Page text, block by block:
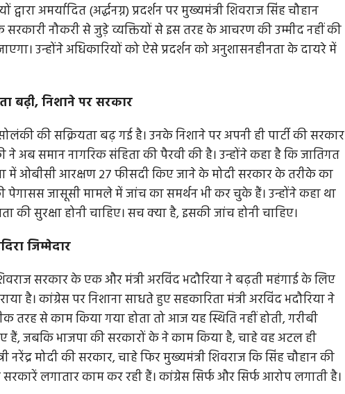
अमर्यादित (अर्द्धनग्न) प्रदर्शन पर मुख्यमंत्री शिवराज सिंह चौहान
सरकारी नौकरी से जुड़े व्यक्तियों से इस तरह के आचरण की उम्मीद नहीं की
उन्होंने अधिकारियों को ऐसे प्रदर्शन को अनुशासनहीनता के दायरे में
बढ़ी, निशाने पर सरकार
की सक्रियता बढ़ गई है। उनके निशाने पर अपनी ही पार्टी की सरकार
अब समान नागरिक संहिता की पैरवी की है। उन्होंने कहा है कि जातिगत
में ओबीसी आरक्षण 27 फीसदी किए जाने के मोदी सरकार के तरीके का
पेगासस जासूसी मामले में जांच का समर्थन भी कर चुके हैं। उन्होंने कहा था
सुरक्षा होनी चाहिए। सच क्या है, इसकी जांच होनी चाहिए।
जिम्मेदार
सरकार के एक और मंत्री अरविंद भदौरिया ने बढ़ती महंगाई के लिए
है। कांग्रेस पर निशाना साधते हुए सहकारिता मंत्री अरविंद भदौरिया ने
तरह से काम किया गया होता तो आज यह स्थिति नहीं होती, गरीबी
हैं, जबकि भाजपा की सरकारों के ने काम किया है, चाहे वह अटल ही
नरेंद्र मोदी की सरकार, चाहे फिर मुख्यमंत्री शिवराज कि सिंह चौहान की
लगातार काम कर रही हैं। कांग्रेस सिर्फ और सिर्फ आरोप लगाती है।